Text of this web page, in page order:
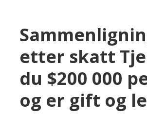
etter skatt
du $200 000
og er gift og